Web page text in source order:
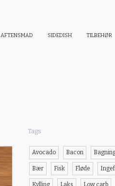
AFTENSMAD SIDEDISH TILBEHØR
Tags
Avocado Bacon
Bær Fisk Fløde
Kylling Laks Low carb